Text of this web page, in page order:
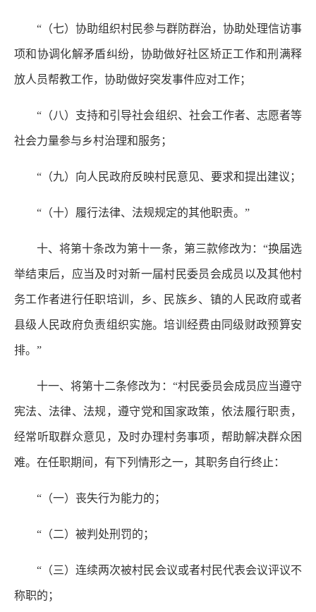
“（七）协助组织村民参与群防群治，协助处理信访事
项和协调化解矛盾纠纷，协助做好社区矫正工作和刑满释
放人员帮教工作，协助做好突发事件应对工作；
“（八）支持和引导社会组织、社会工作者、志愿者等
社会力量参与乡村治理和服务；
“（九）向人民政府反映村民意见、要求和提出建议；
“（十）履行法律、法规规定的其他职责。”
十、将第十条改为第十一条，第三款修改为：“换届选
举结束后，应当及时对新一届村民委员会成员以及其他村
务工作者进行任职培训，乡、民族乡、镇的人民政府或者
县级人民政府负责组织实施。培训经费由同级财政预算安
排。”
十一、将第十二条修改为：“村民委员会成员应当遵守
宪法、法律、法规，遵守党和国家政策，依法履行职责，
经常听取群众意见，及时办理村务事项，帮助解决群众困
难。在任职期间，有下列情形之一，其职务自行终止：
“（一）丧失行为能力的；
“（二）被判处刑罚的；
“（三）连续两次被村民会议或者村民代表会议评议不
称职的；